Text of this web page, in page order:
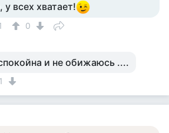
всех хватает!
0
и не обижаюсь ....
1